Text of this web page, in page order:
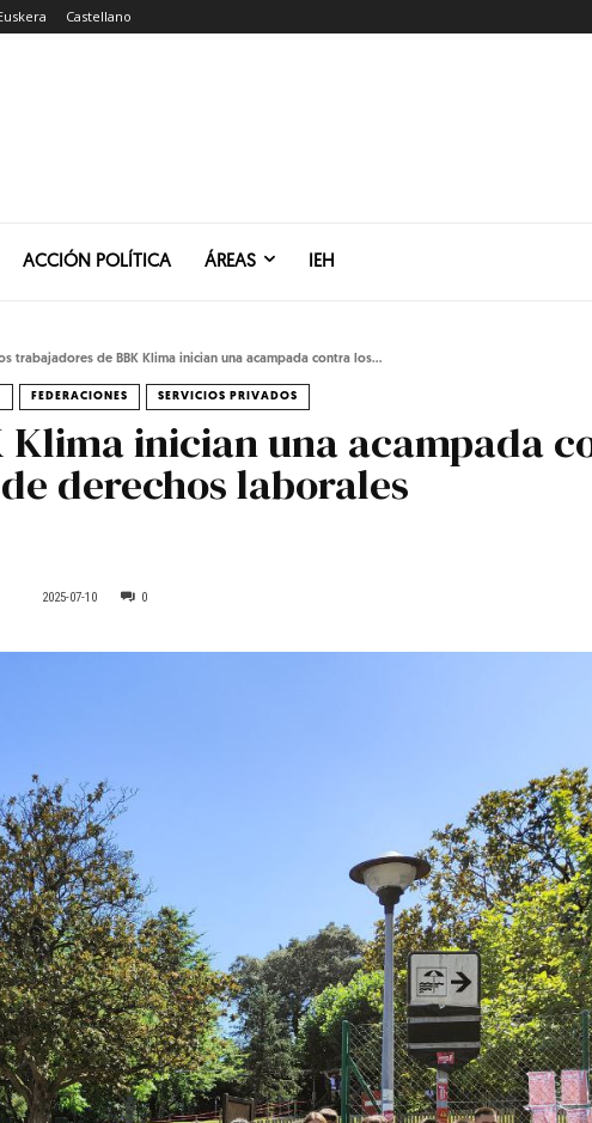
Castellano
ACCIÓN POLÍTICA ÁREAS IEH
trabajadores de BBK Klima inician una acampada contra los...
FEDERACIONES SERVICIOS PRIVADOS
Klima inician una acampada
derechos laborales
2025-07-10 0